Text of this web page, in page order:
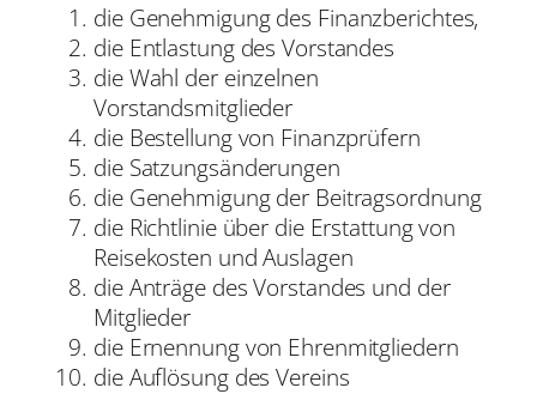
die Genehmigung des Finanzberichtes,
die Entlastung des Vorstandes
die Wahl der einzelnen
Vorstandsmitglieder
die Bestellung von Finanzprüfern
die Satzungsänderungen
die Genehmigung der Beitragsordnung
die Richtlinie über die Erstattung von
Reisekosten und Auslagen
die Anträge des Vorstandes und der
Mitglieder
die Ernennung von Ehrenmitgliedern
die Auflösung des Vereins